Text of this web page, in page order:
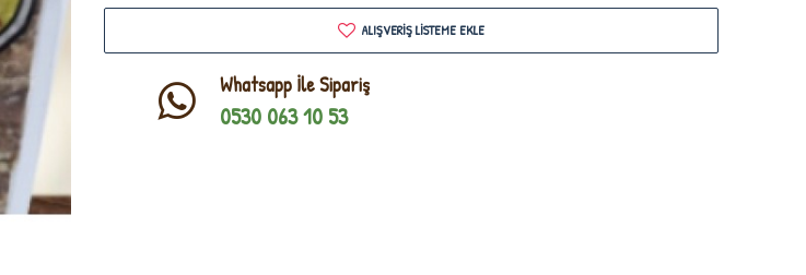
ALIŞVERIŞ LISTEME EKLE
Whatsapp İle Sipariş
0530 063 10 53